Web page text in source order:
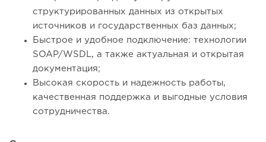
структурированных данных из открытых
источников и государственных баз данных;
Быстрое и удобное подключение: технологии
SOAP/WSDL, а также актуальная и открытая
документация;
Высокая скорость и надежность работы,
качественная поддержка и выгодные условия
сотрудничества.